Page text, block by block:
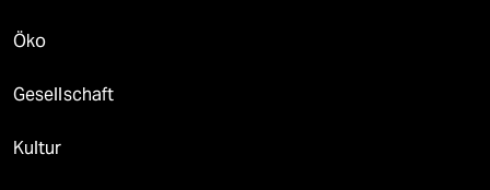
Öko
Gesellschaft
Kultur